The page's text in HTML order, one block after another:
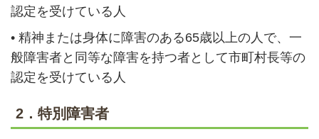
認定を受けている人
• 精神または身体に障害のある65歳以上の人で、一
般障害者と同等な障害を持つ者として市町村長等の
認定を受けている人
2．特別障害者